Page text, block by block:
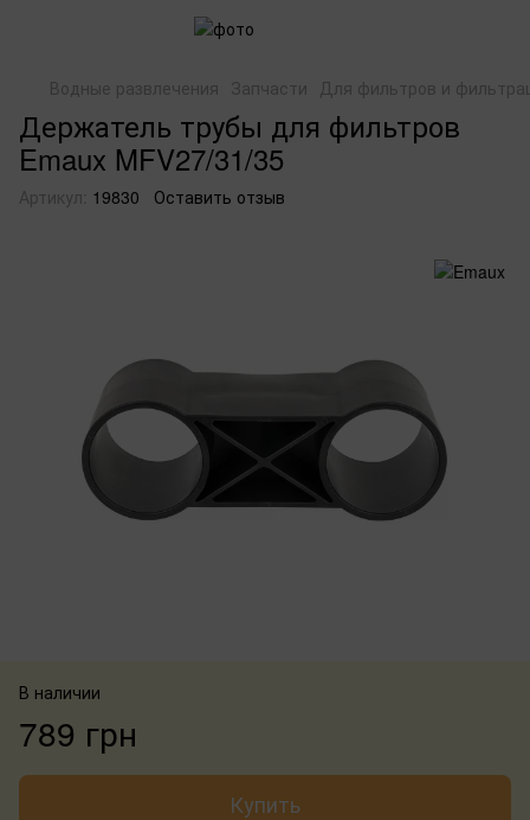
Водные развлечения Запчасти Для фильтров и
Держатель трубы для фильтров
Emaux MFV27/31/35
Артикул: 19830 Оставить отзыв
В наличии
789 грн
Купить